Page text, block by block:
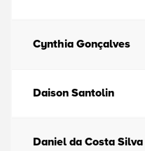
Cynthia Gonçalves
Daison Santolin
Daniel da Costa Silva